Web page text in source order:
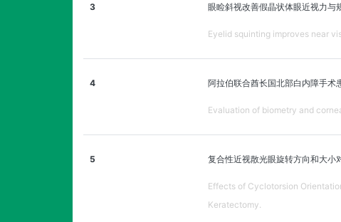
3 眼睑斜视改善假晶状体眼近视力与
Eyelid squinting improves near
4 阿拉伯联合酋长国北部白内障手术
Evaluation of biometry and
5 复合性近视散光眼旋转方向和大小
Effects of Cyclotorsion
Keratectomy.